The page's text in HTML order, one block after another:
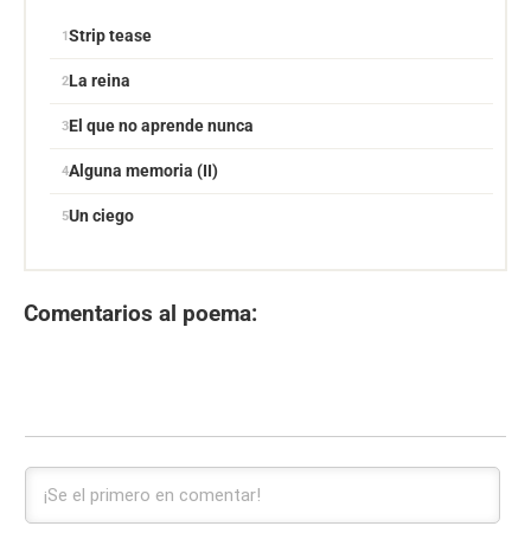
Strip tease
La reina
El que no aprende nunca
Alguna memoria (II)
Un ciego
Comentarios al poema: